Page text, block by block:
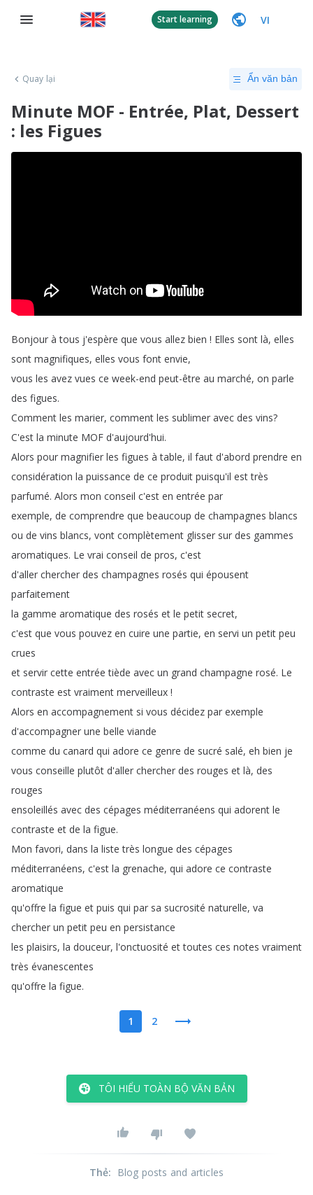
Start learning VI
Quay lại Ẩn văn bản
Minute MOF - Entrée, Plat, Dessert
: les Figues
Bonjour à tous j'espère que vous allez bien ! Elles sont là, elles
sont magnifiques, elles vous font envie,
vous les avez vues ce week-end peut-être au marché, on parle
des figues.
Comment les marier, comment les sublimer avec des vins?
C'est la minute MOF d'aujourd'hui.
Alors pour magnifier les figues à table, il faut d'abord prendre en
considération la puissance de ce produit puisqu'il est très
parfumé. Alors mon conseil c'est en entrée par
exemple, de comprendre que beaucoup de champagnes blancs
ou de vins blancs, vont complètement glisser sur des gammes
aromatiques. Le vrai conseil de pros, c'est
d'aller chercher des champagnes rosés qui épousent
parfaitement
la gamme aromatique des rosés et le petit secret,
c'est que vous pouvez en cuire une partie, en servi un petit peu
crues
et servir cette entrée tiède avec un grand champagne rosé. Le
contraste est vraiment merveilleux !
Alors en accompagnement si vous décidez par exemple
d'accompagner une belle viande
comme du canard qui adore ce genre de sucré salé, eh bien je
vous conseille plutôt d'aller chercher des rouges et là, des
rouges
ensoleillés avec des cépages méditerranéens qui adorent le
contraste et de la figue.
Mon favori, dans la liste très longue des cépages
méditerranéens, c'est la grenache, qui adore ce contraste
aromatique
qu'offre la figue et puis qui par sa sucrosité naturelle, va
chercher un petit peu en persistance
les plaisirs, la douceur, l'onctuosité et toutes ces notes vraiment
très évanescentes
qu'offre la figue.
1 2
TÔI HIỂU TOÀN BỘ VĂN BẢN
Thẻ: Blog posts and articles